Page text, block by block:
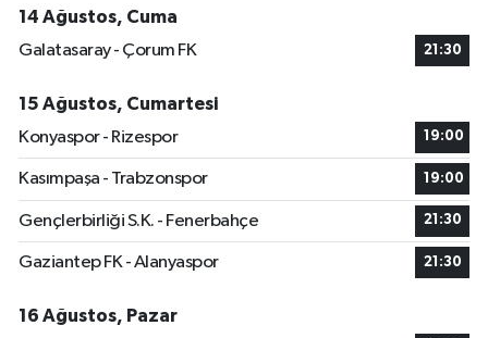
14 Ağustos, Cuma
Galatasaray - Çorum FK
21:30
15 Ağustos, Cumartesi
Konyaspor - Rizespor
19:00
Kasımpaşa - Trabzonspor 19:00
Gençlerbirliği S.K. - Fenerbahçe 21:30
Gaziantep FK - Alanyaspor 21:30
16 Ağustos, Pazar